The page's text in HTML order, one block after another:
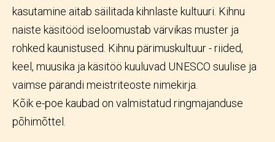
kasutamine aitab säilitada kihnlaste kultuuri. Kihnu
naiste käsitööd iseloomustab värvikas muster ja
rohked kaunistused. Kihnu pärimuskultuur - riided,
keel, muusika ja käsitöö kuuluvad UNESCO suulise ja
vaimse pärandi meistriteoste nimekirja.
Kõik e-poe kaubad on valmistatud ringmajanduse
põhimõttel.